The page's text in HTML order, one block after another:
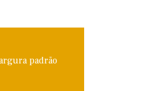
padrão